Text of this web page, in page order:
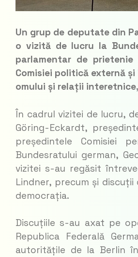
Un grup de deputate din
o vizită de lucru la
parlamentar de prietenie
Comisiei politică externă
omului și relații
În cadrul vizitei de lucru,
Göring-Eckardt,
președintele Comisiei
Bundesratului german,
vizitei s-au regăsit
Lindner, precum și
democrația.
Discuțiile s-au axat pe
Republica Federală
autoritățile de la Berlin